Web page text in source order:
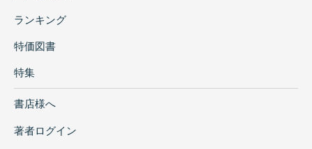
ランキング
特価図書
特集
書店様へ
著者ログイン